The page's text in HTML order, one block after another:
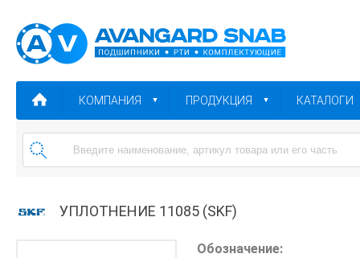
КОМПАНИЯ ПРОДУКЦИЯ КАТАЛОГИ
УПЛОТНЕНИЕ 11085 (SKF)
Обозначение: